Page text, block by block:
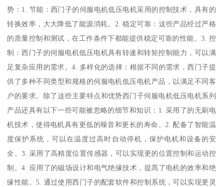
势：1. 节能：西门子的伺服电机低压电机采用的控制技术，具有的
转换效率，大大降低了能源消耗。2. 稳定可靠：这些产品经过严格
的质量控制和测试，在工作条件下都能提供稳定可靠的性能。3. 控
制：西门子的伺服电机低压电机具有转速和转矩控制能力，可以满
足复杂应用的需求。4. 多样化的选择：根据不同的需求，西门子提
供了多种不同类型和规格的伺服电机低压电机产品，以满足不同客
户的要求。除了这些主要特点和优势西门子伺服电机低压电机系列
产品还具有以下一些可能被忽略的细节和知识：1. 采用了的无刷电
机技术，使得电机具有更低的噪音和更长的寿命。2. 配备了智能温
度保护系统，可以在温度过高时自动停机，保护电机和设备的安
全。3. 采用了高精度位置传感器，可以实现更的位置控制和运动控
制。4. 应用了的磁场设计和电气绝缘技术，提髙了电机的效率和绝
缘性能。5. 通过使用西门子的配套软件和控制系统，可以实现更灵